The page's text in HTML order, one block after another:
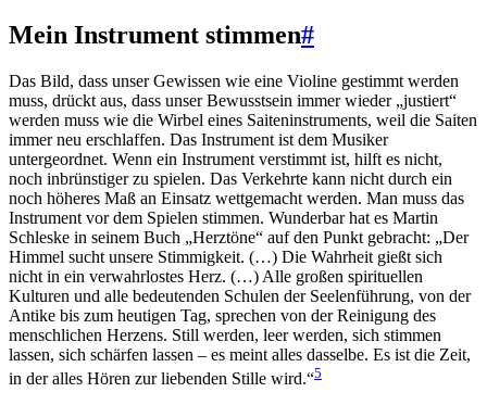
Mein Instrument stimmen#
Das Bild, dass unser Gewissen wie eine Violine gestimmt werden
muss, drückt aus, dass unser Bewusstsein immer wieder „justiert“
werden muss wie die Wirbel eines Saiteninstruments, weil die Saiten
immer neu erschlaffen. Das Instrument ist dem Musiker
untergeordnet. Wenn ein Instrument verstimmt ist, hilft es nicht,
noch inbrünstiger zu spielen. Das Verkehrte kann nicht durch ein
noch höheres Maß an Einsatz wettgemacht werden. Man muss das
Instrument vor dem Spielen stimmen. Wunderbar hat es Martin
Schleske in seinem Buch „Herztöne“ auf den Punkt gebracht: „Der
Himmel sucht unsere Stimmigkeit. (…) Die Wahrheit gießt sich
nicht in ein verwahrlostes Herz. (…) Alle großen spirituellen
Kulturen und alle bedeutenden Schulen der Seelenführung, von der
Antike bis zum heutigen Tag, sprechen von der Reinigung des
menschlichen Herzens. Still werden, leer werden, sich stimmen
lassen, sich schärfen lassen – es meint alles dasselbe. Es ist die Zeit,
in der alles Hören zur liebenden Stille wird.“5